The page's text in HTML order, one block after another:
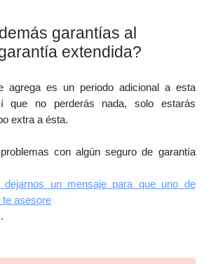
garantías al
extendida?
agrega es un periodo adicional a esta
que no perderás nada, solo estarás
extra a ésta.
con algún seguro de garantía
dejarnos un mensaje para que uno de
te asesore